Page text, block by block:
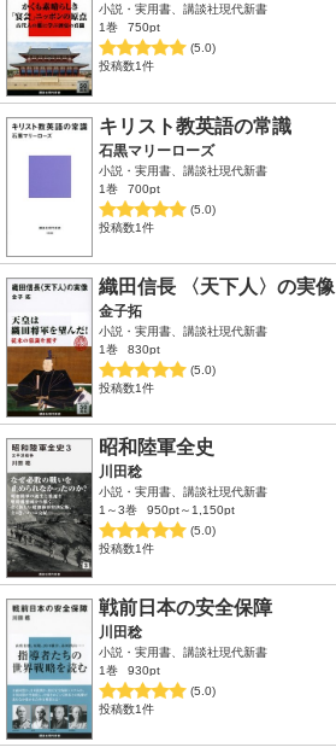
小説・実用書、講談社現代新書
1巻
750pt
(5.0)
投稿数1件
キリスト教英語の常識
石黒マリーローズ
小説・実用書、講談社現代新書
1巻
700pt
(5.0)
投稿数1件
織田信長 〈天下人〉の実像
金子拓
小説・実用書、講談社現代新書
1巻
830pt
(5.0)
投稿数1件
昭和陸軍全史
川田稔
小説・実用書、講談社現代新書
1～3巻
950pt～1,150pt
(5.0)
投稿数1件
戦前日本の安全保障
川田稔
小説・実用書、講談社現代新書
1巻
930pt
(5.0)
投稿数1件